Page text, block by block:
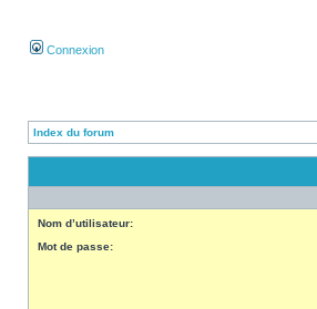
Connexion
Index du forum
Nom d’utilisateur:
Mot de passe: